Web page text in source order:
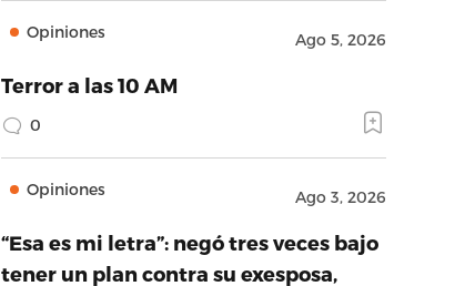
Opiniones Ago 5, 2026
Terror a las 10 AM
0
Opiniones Ago 3, 2026
“Esa es mi letra”: negó tres veces bajo
tener un plan contra su exesposa,